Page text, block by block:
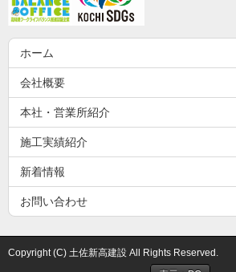
ホーム
会社概要
本社・営業所紹介
施工実績紹介
新着情報
お問い合わせ
Copyright (C) 土佐新高建設 All Rights Reserved.